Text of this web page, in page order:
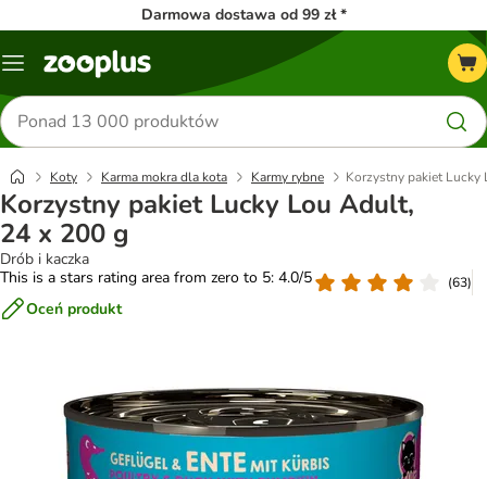
Darmowa dostawa od 99 zł *
Menu
Szukaj
produktów
Koty Karma mokra dla kota Karmy rybne Korzystny pakiet
Korzystny pakiet Lucky Lou Adult,
24 x 200 g
Drób i kaczka
This is a stars rating area from zero to 5: 4.0/5
(63)
Oceń produkt